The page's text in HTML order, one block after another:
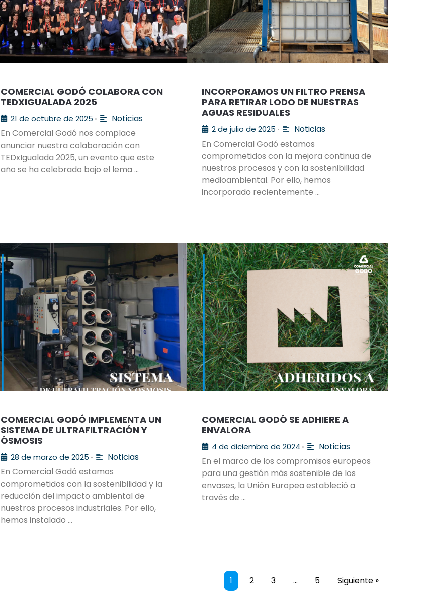
COMERCIAL GODÓ COLABORA CON
TEDXIGUALADA 2025
21 de octubre de 2025 •
Noticias
En Comercial Godó nos complace
anunciar nuestra colaboración con
TEDxIgualada 2025, un evento que este
año se ha celebrado bajo el lema …
INCORPORAMOS UN FILTRO PRENSA
PARA RETIRAR LODO DE NUESTRAS
AGUAS RESIDUALES
2 de julio de 2025 •
Noticias
En Comercial Godó estamos
comprometidos con la mejora continua de
nuestros procesos y con la sostenibilidad
medioambiental. Por ello, hemos
incorporado recientemente …
COMERCIAL GODÓ IMPLEMENTA UN
SISTEMA DE ULTRAFILTRACIÓN Y
ÓSMOSIS
28 de marzo de 2025 •
Noticias
En Comercial Godó estamos
comprometidos con la sostenibilidad y la
reducción del impacto ambiental de
nuestros procesos industriales. Por ello,
hemos instalado …
COMERCIAL GODÓ SE ADHIERE A
ENVALORA
4 de diciembre de 2024 •
Noticias
En el marco de los compromisos europeos
para una gestión más sostenible de los
envases, la Unión Europea estableció a
través de …
1 2 3 … 5 Siguiente »